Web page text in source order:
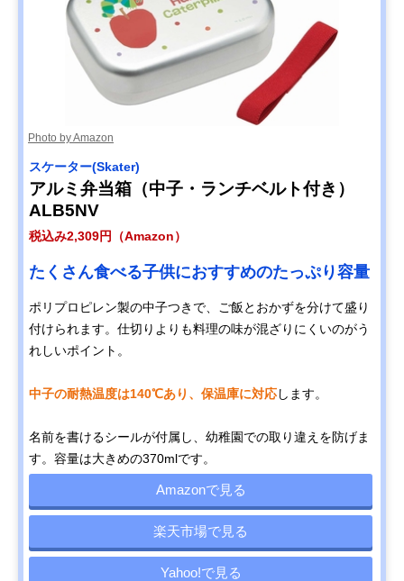
Photo by Amazon
スケーター(Skater)
アルミ弁当箱（中子・ランチベルト付き）
ALB5NV
税込み2,309円（Amazon）
たくさん食べる子供におすすめのたっぷり容量
ポリプロピレン製の中子つきで、ご飯とおかずを分けて盛り
付けられます。仕切りよりも料理の味が混ざりにくいのがう
れしいポイント。
中子の耐熱温度は140℃あり、保温庫に対応します。
名前を書けるシールが付属し、幼稚園での取り違えを防げま
す。容量は大きめの370mlです。
Amazonで見る
楽天市場で見る
Yahoo!で見る